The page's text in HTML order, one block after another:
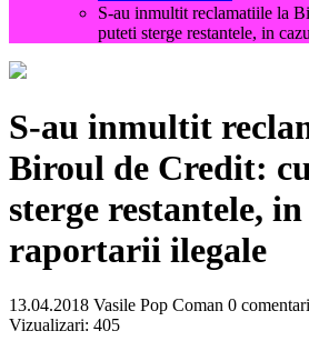
S-au inmultit reclamatiile la
puteti sterge restantele, in
S-au inmultit
Biroul de Credit:
sterge restantele,
raportarii ilegale
13.04.2018 Vasile Pop Coman 0
Vizualizari: 405